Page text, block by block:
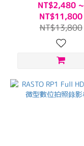
NT$2,480 ~
NT$11,800
NT$13,800